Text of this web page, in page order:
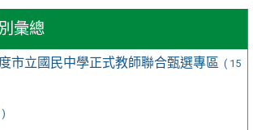
彙總
市立國民中學正式教師聯合甄選專區 ( 15